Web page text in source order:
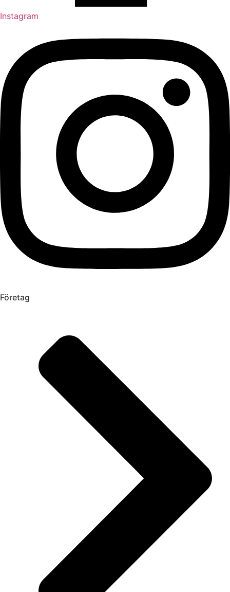
Instagram
Företag